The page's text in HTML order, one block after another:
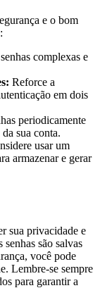
e o bom
complexas e
Reforce a
em dois
periodicamente
sua conta.
usar um
armazenar e gerar
sua privacidade e
são salvas
você pode
Lembre-se sempre
para garantir a